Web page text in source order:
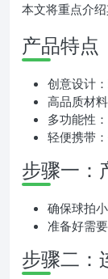
本文将重点介
产品特点
创意设计
高品质材
多功能性
轻便携带
步骤一：
确保球拍
准备好需
步骤二：